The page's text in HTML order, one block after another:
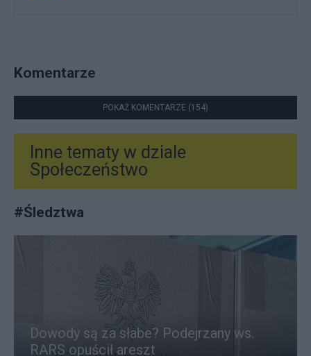
Komentarze
POKAŻ KOMENTARZE (154)
Inne tematy w dziale
Społeczeństwo
#Śledztwa
Dowody są za słabe? Podejrzany ws.
RARS opuścił areszt